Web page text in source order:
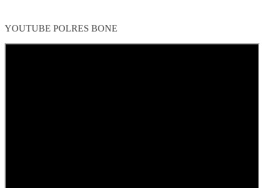
YOUTUBE POLRES BONE